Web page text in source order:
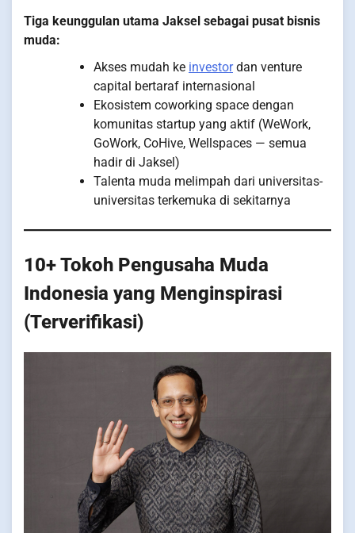
Tiga keunggulan utama Jaksel sebagai pusat bisnis
muda:
Akses mudah ke investordan venture
capital bertaraf internasional
Ekosistem coworking space dengan
komunitas startup yang aktif (WeWork,
GoWork, CoHive, Wellspaces — semua
hadir di Jaksel)
Talenta muda melimpah dari universitas-
universitas terkemuka di sekitarnya
10+ Tokoh Pengusaha Muda
Indonesia yang Menginspirasi
(Terverifikasi)